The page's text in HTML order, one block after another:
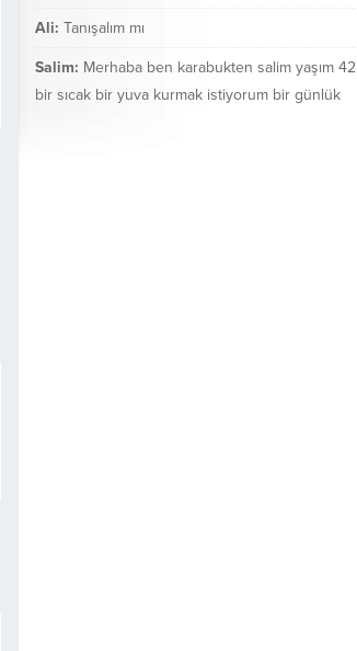
Ali: Tanışalım mı
Salim: Merhaba ben karabukten salim yaşım 42
bir sıcak bir yuva kurmak istiyorum bir günlük